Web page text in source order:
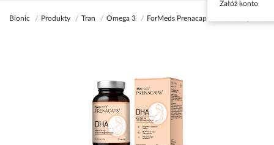
Załóż konto
Bionic Produkty Tran Omega 3 ForMeds Prenacaps DHA 60 kapsułek